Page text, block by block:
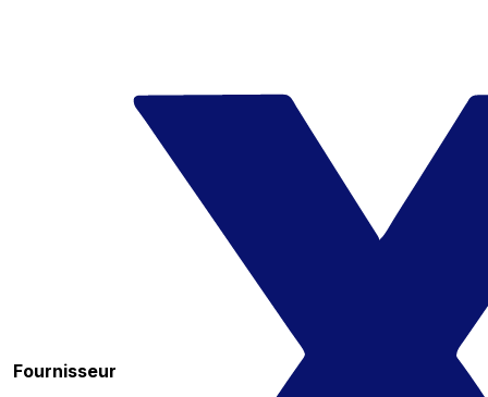
Fournisseur